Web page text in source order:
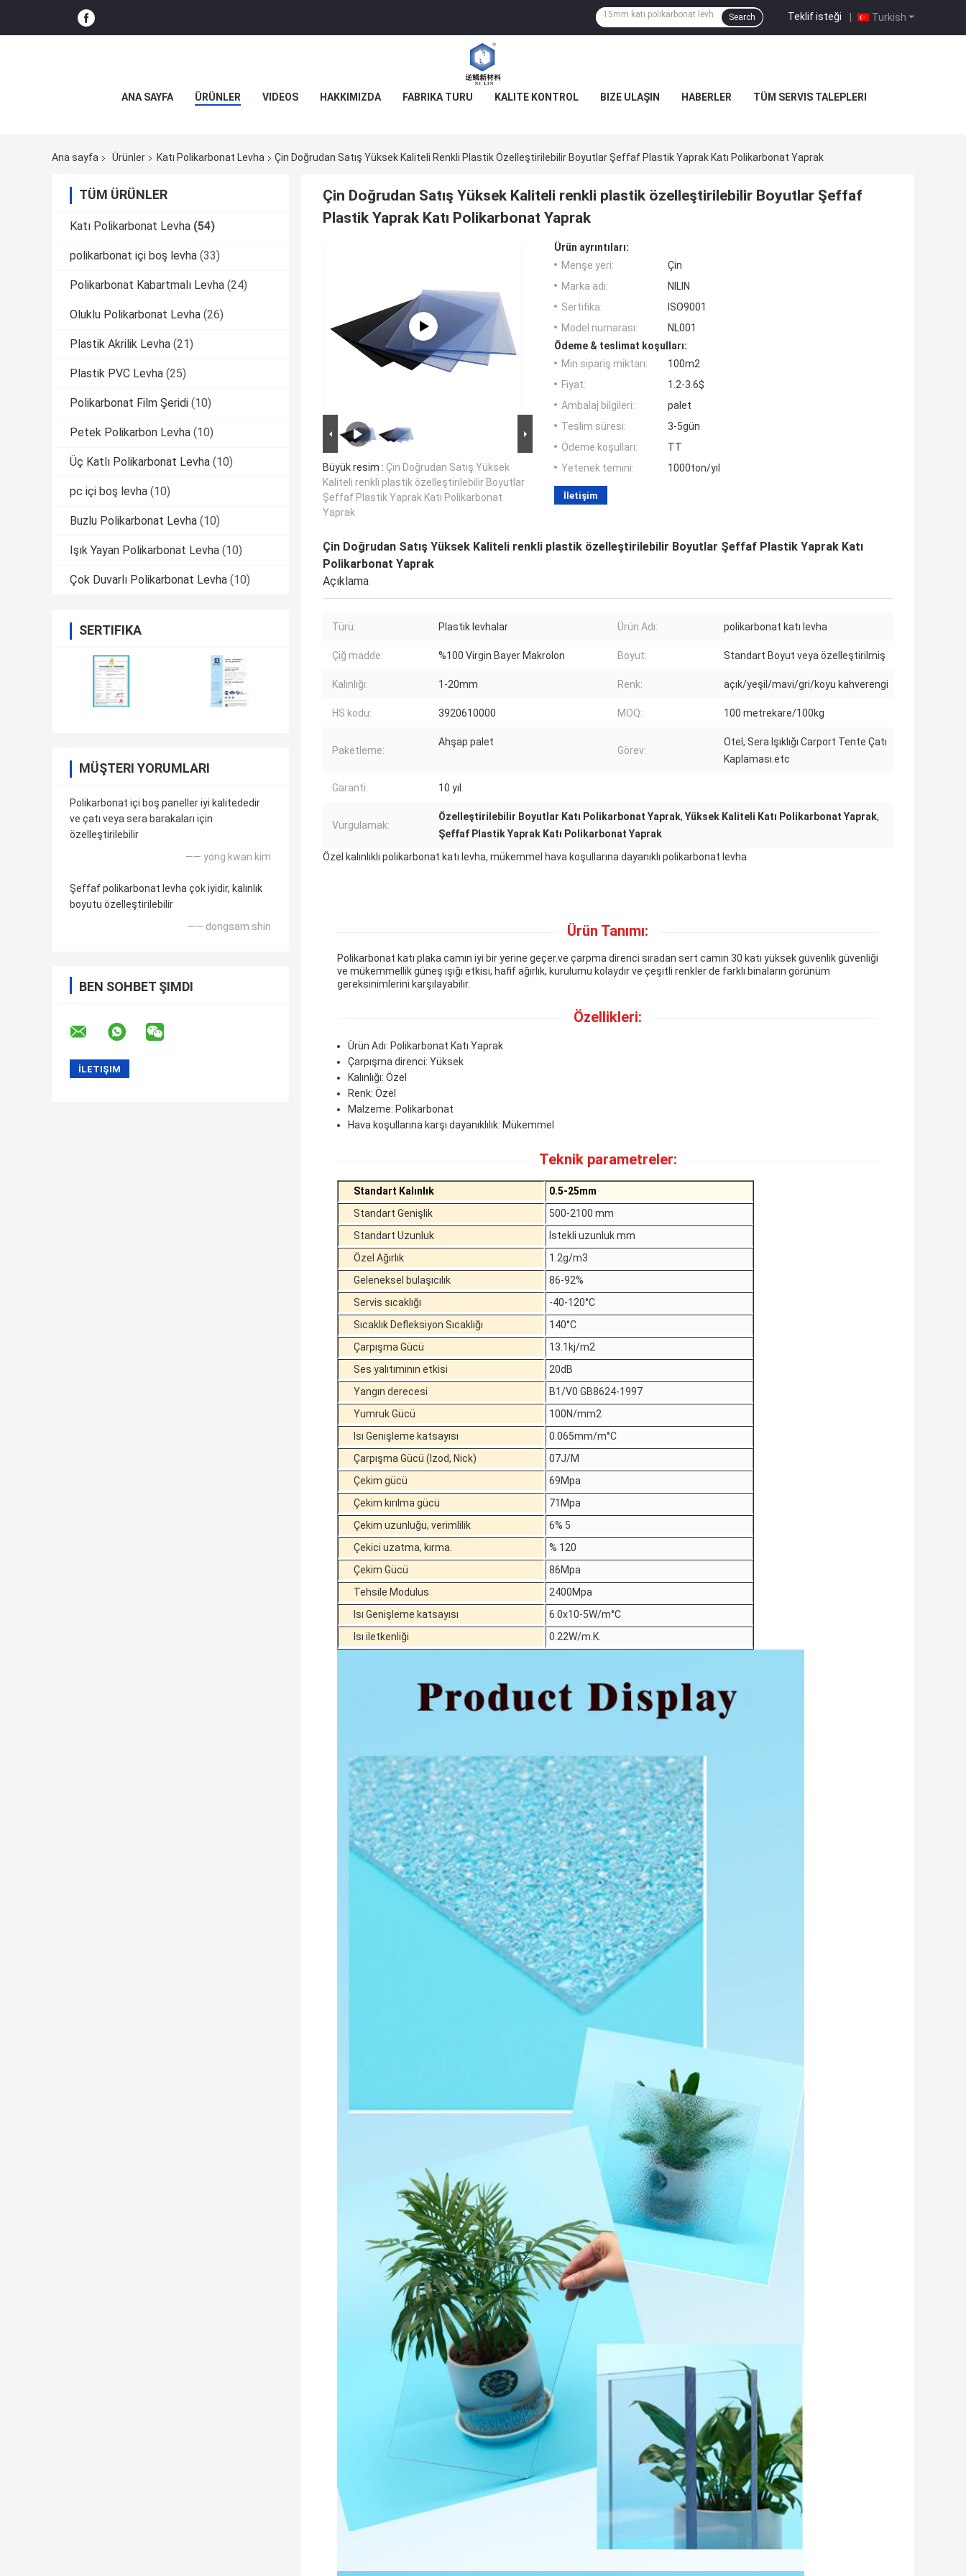
Turkish
Teklif isteği |
Search
ANA SAYFA ÜRÜNLER VIDEOS HAKKIMIZDA FABRIKA TURU KALITE KONTROL BIZE ULAŞIN HABERLER TÜM SERVIS TALEPLERI
Ana sayfa Ürünler Katı Polikarbonat Levha Çin Doğrudan Satış Yüksek Kaliteli Renkli Plastik Özelleştirilebilir Boyutlar Şeffaf Plastik Yaprak Katı Polikarbonat Yaprak
TÜM ÜRÜNLER
Katı Polikarbonat Levha (54)
polikarbonat içi boş levha (33)
Polikarbonat Kabartmalı Levha (24)
Oluklu Polikarbonat Levha (26)
Plastik Akrilik Levha (21)
Plastik PVC Levha (25)
Polikarbonat Film Şeridi (10)
Petek Polikarbon Levha (10)
Üç Katlı Polikarbonat Levha (10)
pc içi boş levha (10)
Buzlu Polikarbonat Levha (10)
Işık Yayan Polikarbonat Levha (10)
Çok Duvarlı Polikarbonat Levha (10)
SERTIFIKA
MÜŞTERI YORUMLARI
Polikarbonat içi boş paneller iyi kalitededir
ve çatı veya sera barakaları için
özelleştirilebilir
—— yong kwan kim
Şeffaf polikarbonat levha çok iyidir, kalınlık
boyutu özelleştirilebilir
—— dongsam shin
BEN SOHBET ŞIMDI
Çin Doğrudan Satış Yüksek Kaliteli renkli plastik özelleştirilebilir Boyutlar Şeffaf
Plastik Yaprak Katı Polikarbonat Yaprak
Büyük resim : Çin Doğrudan Satış Yüksek
Kaliteli renkli plastik özelleştirilebilir Boyutlar
Şeffaf Plastik Yaprak Katı Polikarbonat
Yaprak
Ürün ayrıntıları:
Menşe yeri:
Çin
Marka adı:
NILIN
Sertifika:
ISO9001
Model numarası:
NL001
Ödeme & teslimat koşulları:
Min sipariş miktarı:
100m2
Fiyat:
1.2-3.6$
Ambalaj bilgileri:
palet
Teslim süresi:
3-5gün
Ödeme koşulları:
TT
Yetenek temini:
1000ton/yıl
İletişim
Çin Doğrudan Satış Yüksek Kaliteli renkli plastik özelleştirilebilir Boyutlar Şeffaf Plastik Yaprak Katı
Polikarbonat Yaprak
Açıklama
Türü: Plastik levhalar Ürün Adı: polikarbonat katı levha
Çiğ madde: %100 Virgin Bayer Makrolon Boyut: Standart Boyut veya özelleştirilmiş
Kalınlığı: 1-20mm Renk: açık/yeşil/mavi/gri/koyu kahverengi
HS kodu: 3920610000 MOQ: 100 metrekare/100kg
Paketleme:
Ahşap palet
Görev:
Otel, Sera Işıklığı Carport Tente Çatı
Kaplaması.etc
Garanti: 10 yıl
Vurgulamak:
Özelleştirilebilir Boyutlar Katı Polikarbonat Yaprak, Yüksek Kaliteli Katı Polikarbonat Yaprak,
Şeffaf Plastik Yaprak Katı Polikarbonat Yaprak
Özel kalınlıklı polikarbonat katı levha, mükemmel hava koşullarına dayanıklı polikarbonat levha
Ürün Tanımı:
Polikarbonat katı plaka camın iyi bir yerine geçer.ve çarpma direnci sıradan sert camın 30 katı yüksek güvenlik güvenliği
ve mükemmellik güneş ışığı etkisi, hafif ağırlık, kurulumu kolaydır ve çeşitli renkler de farklı binaların görünüm
gereksinimlerini karşılayabilir.
Özellikleri:
Ürün Adı: Polikarbonat Katı Yaprak
Çarpışma direnci: Yüksek
Kalınlığı: Özel
Renk: Özel
Malzeme: Polikarbonat
Hava koşullarına karşı dayanıklılık: Mükemmel
Teknik parametreler:
Standart Kalınlık
0.5-25mm
Standart Genişlik
500-2100 mm
Standart Uzunluk
İstekli uzunluk mm
Özel Ağırlık
1.2g/m3
Geleneksel bulaşıcılık
86-92%
Servis sıcaklığı
-40-120°C
Sıcaklık Defleksiyon Sıcaklığı
140°C
Çarpışma Gücü
13.1kj/m2
Ses yalıtımının etkisi
20dB
Yangın derecesi
B1/V0 GB8624-1997
Yumruk Gücü
100N/mm2
Isı Genişleme katsayısı
0.065mm/m°C
Çarpışma Gücü (Izod, Nick)
07J/M
Çekim gücü
69Mpa
Çekim kırılma gücü
71Mpa
Çekim uzunluğu, verimlilik
6% 5
Çekici uzatma, kırma.
% 120
Çekim Gücü
86Mpa
Tehsile Modulus
2400Mpa
Isı Genişleme katsayısı
6.0x10-5W/m°C
Isı iletkenliği
0.22W/m.K.